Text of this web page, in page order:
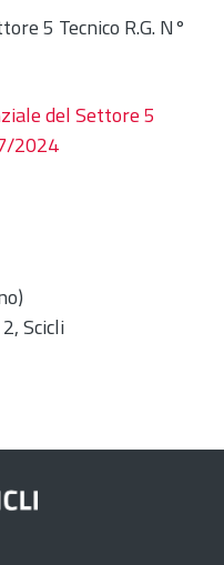
5 Tecnico R.G. N°
del Settore 5
2024
Scicli